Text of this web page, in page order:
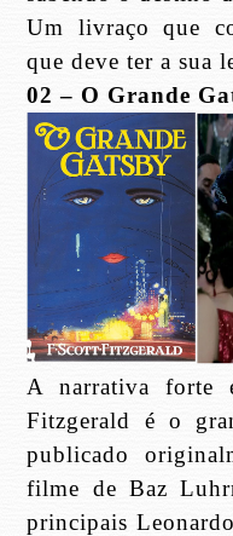
Um livraço que
que deve ter a sua
02 – O Grande
A narrativa forte
Fitzgerald é o
publicado
filme de Baz
principais